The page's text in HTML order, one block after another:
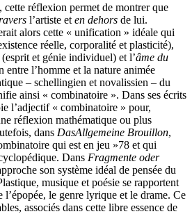
réflexion permet de montrer que
l’artiste et en dehors de lui.
alors cette « unification » idéale qui
réelle, corporalité et plasticité),
et génie individuel) et l’âme du
entre l’homme et la nature animée
– schellingien et novalissien – du
ainsi « combinatoire ». Dans ses écrits
l’adjectif « combinatoire » pour,
réflexion mathématique ou plus
dans DasAllgemeine Brouillon,
qui est en jeu »78 et qui
Dans Fragmente oder
son système idéal de pensée du
musique et poésie se rapportent
l’épopée, le genre lyrique et le drame. Ce
associés dans cette libre essence de